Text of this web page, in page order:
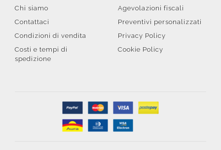
Chi siamo
Contattaci
Condizioni di vendita
Costi e tempi di
spedizione
Agevolazioni fiscali
Preventivi personalizzati
Privacy Policy
Cookie Policy